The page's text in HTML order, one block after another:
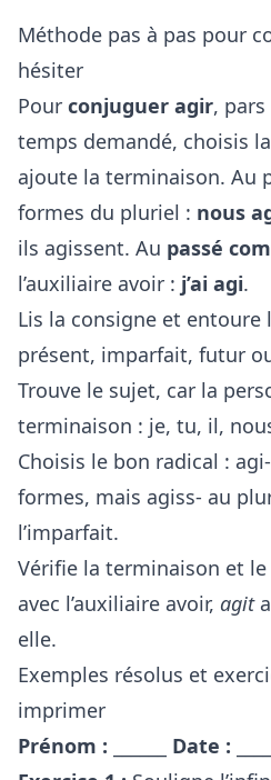
Méthode pas à pas pour
hésiter
Pour conjuguer agir,
temps demandé, choisis
ajoute la terminaison. Au
formes du pluriel : nous
ils agissent. Au passé
l’auxiliaire avoir : j’ai agi.
Lis la consigne et entoure
présent, imparfait, futur
Trouve le sujet, car la
terminaison : je, tu, il,
Choisis le bon radical :
formes, mais agiss- au
l’imparfait.
Vérifie la terminaison et
avec l’auxiliaire avoir, agit
elle.
Exemples résolus et
imprimer
Prénom :
Date :